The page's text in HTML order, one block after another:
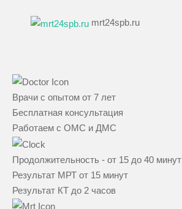
mrt24spb.ru
Врачи с опытом от 7 лет
Бесплатная консультация
Работаем с ОМС и ДМС
Продолжительность - от 15 до 40 минут
Результат МРТ от 15 минут
Результат КТ до 2 часов